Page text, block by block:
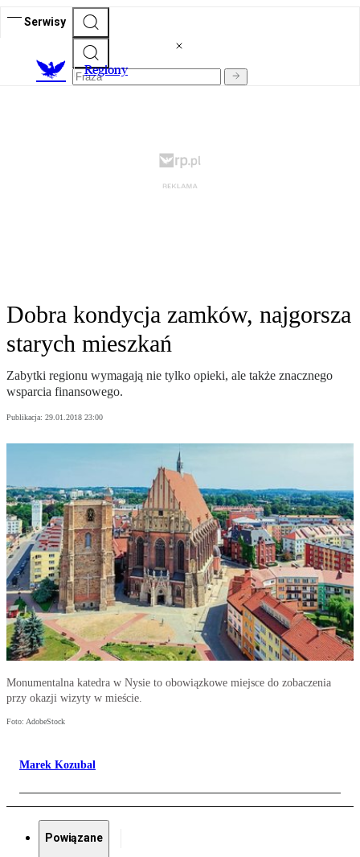
Serwisy
Regiony
Dobra kondycja zamków, najgorsza
starych mieszkań
Zabytki regionu wymagają nie tylko opieki, ale także znacznego
wsparcia finansowego.
Publikacja: 29.01.2018 23:00
Monumentalna katedra w Nysie to obowiązkowe miejsce do zobaczenia
przy okazji wizyty w mieście.
Foto: AdobeStock
Marek Kozubal
Powiązane